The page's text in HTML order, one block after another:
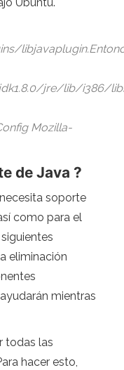
jre/lib/i386/
Mozilla-
de Java ?
soporte
como para el
eliminación
mientras
todas las
hacer esto,